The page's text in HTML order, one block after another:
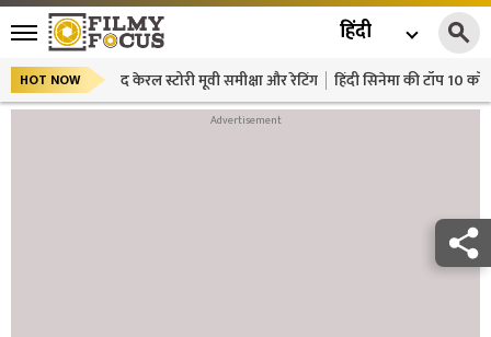
हिंदी
HOT NOW द केरल स्टोरी मूवी समीक्षा और रेटिंग हिंदी सिनेमा की टॉप 10